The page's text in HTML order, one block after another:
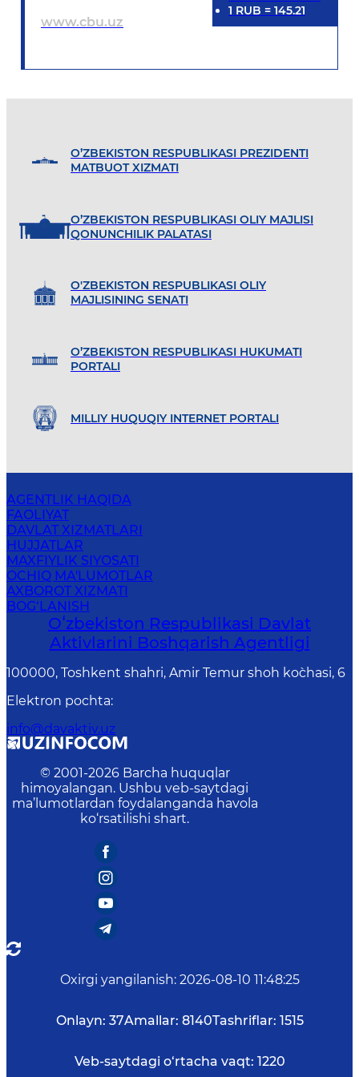
www.cbu.uz
1 RUB = 145.21
O’ZBEKISTON RESPUBLIKASI PREZIDENTI
MATBUOT XIZMATI
O’ZBEKISTON RESPUBLIKASI OLIY MAJLISI
QONUNCHILIK PALATASI
O'ZBEKISTON RESPUBLIKASI OLIY
MAJLISINING SENATI
O’ZBEKISTON RESPUBLIKASI HUKUMATI
PORTALI
MILLIY HUQUQIY INTERNET PORTALI
AGENTLIK HAQIDA
FAOLIYAT
DAVLAT XIZMATLARI
HUJJATLAR
MAXFIYLIK SIYOSATI
OCHIQ MA'LUMOTLAR
AXBOROT XIZMATI
BOG‘LANISH
Oʻzbekiston Respublikasi Davlat
Aktivlarini Boshqarish Agentligi
100000, Toshkent shahri, Amir Temur shoh ko`chasi, 6
Elektron pochta:
info@davaktiv.uz
© 2001-2026 Barcha huquqlar
himoyalangan. Ushbu veb-saytdagi
ma’lumotlardan foydalanganda havola
ko‘rsatilishi shart.
Oxirgi yangilanish: 2026-08-10 11:48:25
Onlayn: 37Amallar: 8140Tashriflar: 1515
Veb-saytdagi o‘rtacha vaqt: 1220